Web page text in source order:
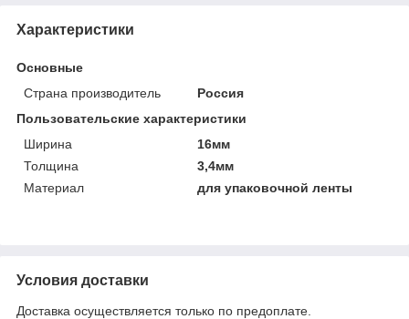
Характеристики
Основные
Страна производитель
Россия
Пользовательские характеристики
Ширина
16мм
Толщина
3,4мм
Материал
для упаковочной ленты
Условия доставки
Доставка осуществляется только по предоплате.